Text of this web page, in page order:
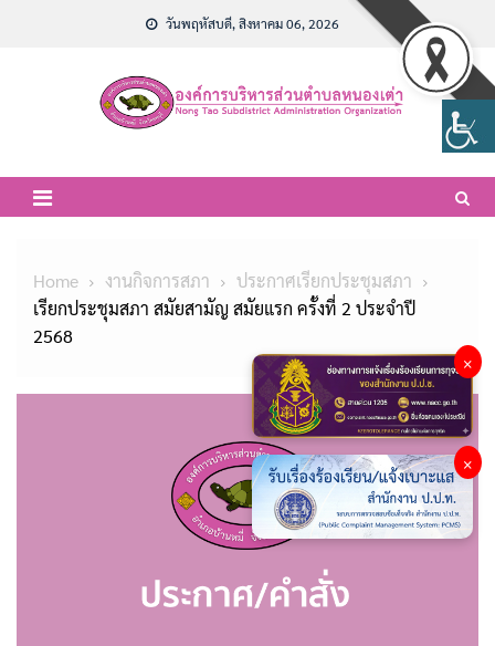
วันพฤหัสบดี, สิงหาคม 06, 2026
Home งานกิจการสภา
ประกาศเรียกประชุมสภา
เรียกประชุมสภา สมัยสามัญ สมัยแรก ครั้งที่ 2 ประจำปี
2568
×
×